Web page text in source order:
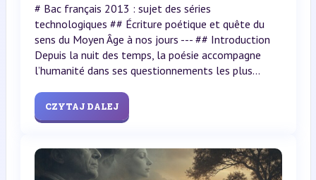
# Bac français 2013 : sujet des séries
technologiques ## Écriture poétique et quête du
sens du Moyen Âge à nos jours --- ## Introduction
Depuis la nuit des temps, la poésie accompagne
l’humanité dans ses questionnements les plus...
CZYTAJ DALEJ